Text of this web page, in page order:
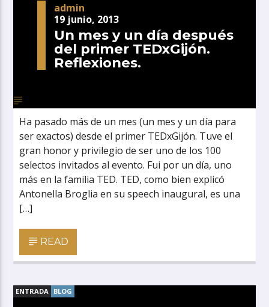
admin
19 junio, 2013
Un mes y un día después
del primer TEDxGijón.
Reflexiones.
Ha pasado más de un mes (un mes y un día para
ser exactos) desde el primer TEDxGijón. Tuve el
gran honor y privilegio de ser uno de los 100
selectos invitados al evento. Fui por un día, uno
más en la familia TED. TED, como bien explicó
Antonella Broglia en su speech inaugural, es una
[…]
READ
ENTRADA BLOG